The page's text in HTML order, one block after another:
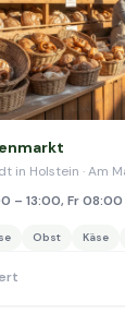
in Holstein · Am
– 13:00, Fr 08:00
Obst Käse